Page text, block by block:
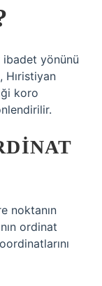
yönünü
Hıristiyan
koro
noktanın
ordinat